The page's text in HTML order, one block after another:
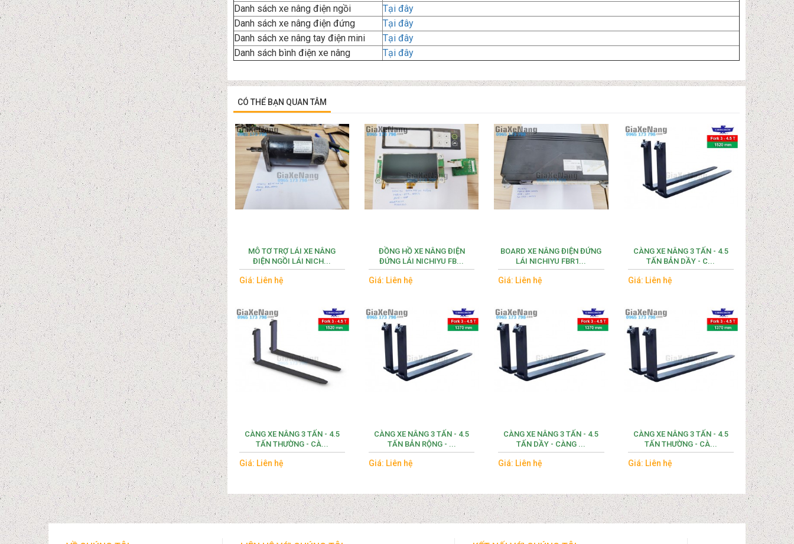
Danh sách xe nâng điện ngồi
Tại đây
Danh sách xe nâng điện đứng
Tại đây
Danh sách xe nâng tay điện mini
Tại đây
Danh sách bình điện xe nâng
Tại đây
CÓ THỂ BẠN QUAN TÂM
MÔ TƠ TRỢ LÁI XE NÂNG
ĐIỆN NGỒI LÁI NICH...
Giá: Liên hệ
ĐỒNG HỒ XE NÂNG ĐIỆN
ĐỨNG LÁI NICHIYU FB...
Giá: Liên hệ
BOARD XE NÂNG ĐIỆN ĐỨNG
LÁI NICHIYU FBR1...
Giá: Liên hệ
CÀNG XE NÂNG 3 TẤN - 4.5
TẤN BẢN DẦY - C...
Giá: Liên hệ
CÀNG XE NÂNG 3 TẤN - 4.5
TẤN THƯỜNG - CÀ...
Giá: Liên hệ
CÀNG XE NÂNG 3 TẤN - 4.5
TẤN BẢN RỘNG - ...
Giá: Liên hệ
CÀNG XE NÂNG 3 TẤN - 4.5
TẤN DẦY - CÀNG ...
Giá: Liên hệ
CÀNG XE NÂNG 3 TẤN - 4.5
TẤN THƯỜNG - CÀ...
Giá: Liên hệ